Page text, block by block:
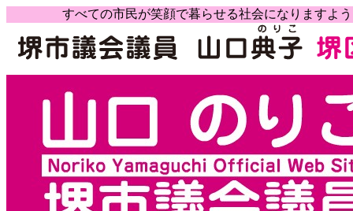
すべての市民が笑顔で暮らせる社会になります